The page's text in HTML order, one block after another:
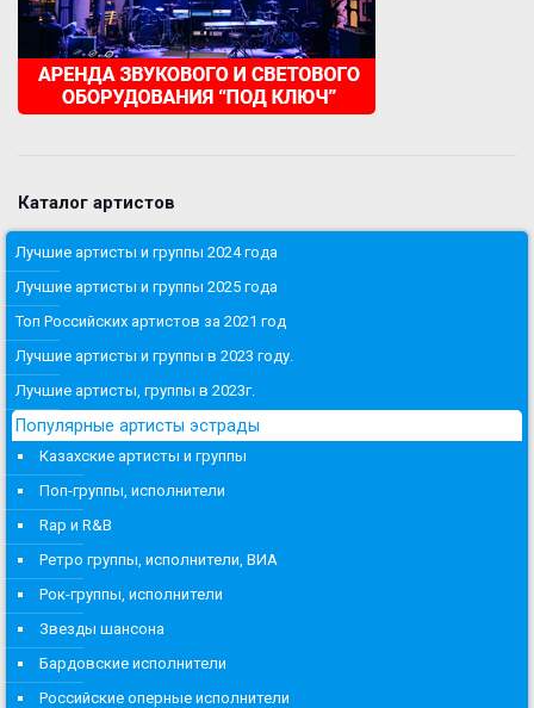
Каталог артистов
Лучшие артисты и группы 2024 года
Лучшие артисты и группы 2025 года
Топ Российских артистов за 2021 год
Лучшие артисты и группы в 2023 году.
Лучшие артисты, группы в 2023г.
Популярные артисты эстрады
Казахские артисты и группы
Поп-группы, исполнители
Rap и R&B
Ретро группы, исполнители, ВИА
Рок-группы, исполнители
Звезды шансона
Бардовские исполнители
Российские оперные исполнители